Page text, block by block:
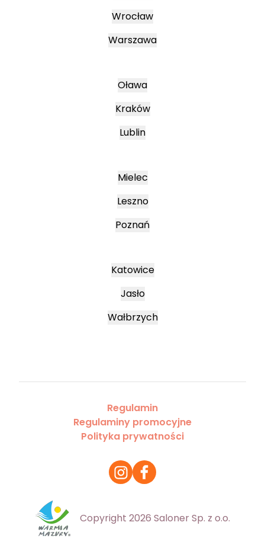
Wrocław
Warszawa
Oława
Kraków
Lublin
Mielec
Leszno
Poznań
Katowice
Jasło
Wałbrzych
Regulamin
Regulaminy promocyjne
Polityka prywatności
Copyright 2026 Saloner Sp. z o.o.